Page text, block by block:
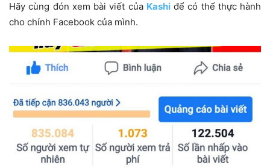
Hãy cùng đón xem bài viết của Kashiđể có thể thực hành
cho chính Facebook của mình.